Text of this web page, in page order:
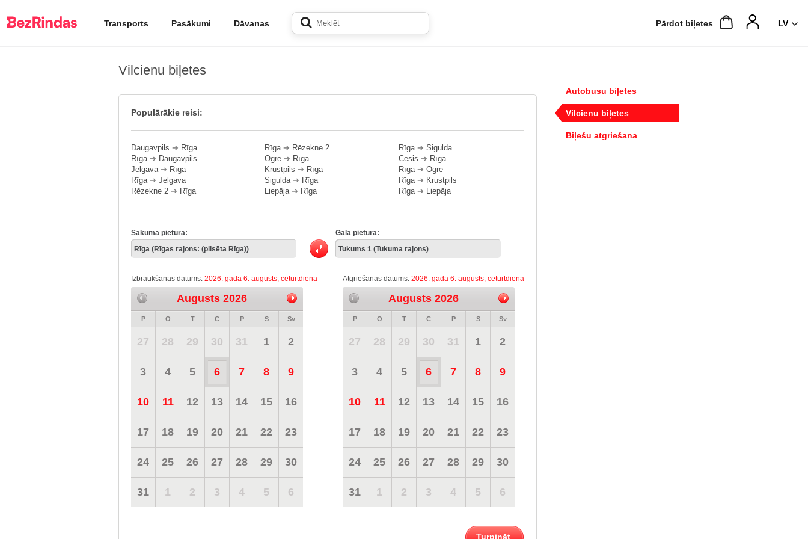
Transports Pasākumi Dāvanas Pārdot biļetes
Vilcienu biļetes
Populārākie reisi:
Daugavpils ➔ Rīga
Rīga➔ Daugavpils
Jelgava➔ Rīga
Rīga➔ Jelgava
Rēzekne 2 ➔ Rīga
Rīga➔ Rēzekne 2
Ogre ➔ Rīga
Krustpils ➔ Rīga
Sigulda➔ Rīga
Liepāja➔ Rīga
Rīga➔ Sigulda
Cēsis ➔ Rīga
Rīga➔ Ogre
Rīga➔ Krustpils
Rīga➔ Liepāja
Sākuma pietura: Gala pietura:
Izbraukšanas datums: 2026. gada 6. augusts, ceturtdiena
Augusts 2026
P O T C P S Sv
27 28 29 30 31 1 2
3 4 5 6 7 8 9
10 11 12 13 14 15 16
17 18 19 20 21 22 23
24 25 26 27 28 29 30
31 1 2 3 4 5 6
Atgriešanās datums: 2026. gada 6. augusts, ceturtdiena
Augusts 2026
P O T C P S Sv
27 28 29 30 31 1 2
3 4 5 6 7 8 9
10 11 12 13 14 15 16
17 18 19 20 21 22 23
24 25 26 27 28 29 30
31 1 2 3 4 5 6
Turpināt
Autobusu biļetes
Vilcienu biļetes
Biļešu atgriešana